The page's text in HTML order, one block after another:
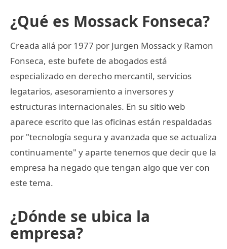
¿Qué es Mossack Fonseca?
Creada allá por 1977 por Jurgen Mossack y Ramon
Fonseca, este bufete de abogados está
especializado en derecho mercantil, servicios
legatarios, asesoramiento a inversores y
estructuras internacionales. En su sitio web
aparece escrito que las oficinas están respaldadas
por "tecnología segura y avanzada que se actualiza
continuamente" y aparte tenemos que decir que la
empresa ha negado que tengan algo que ver con
este tema.
¿Dónde se ubica la
empresa?